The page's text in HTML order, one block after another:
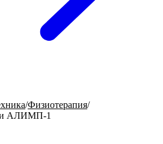
/Физиотерапия/
АЛИМП-1